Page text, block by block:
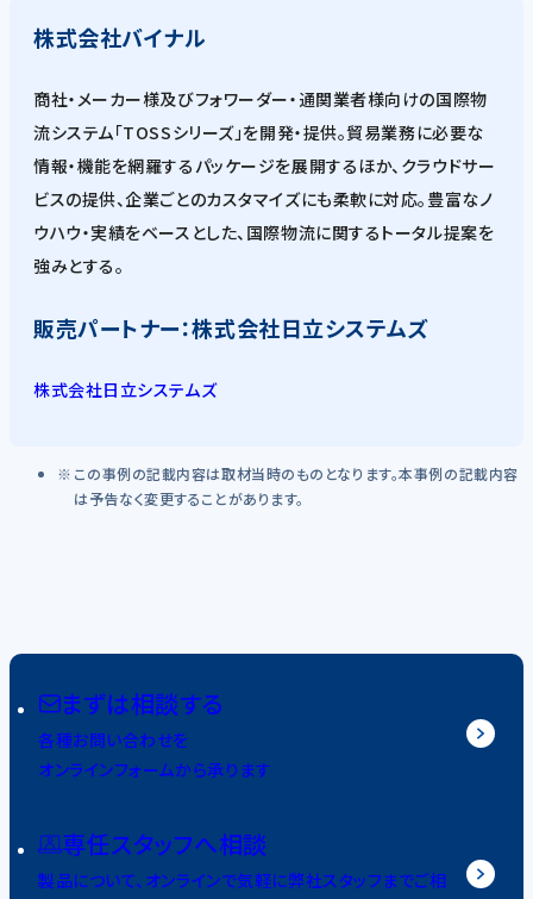
株式会社バイナル
商社・メーカー様及びフォワーダー・通関業者様向けの国際物
流システム「TOSSシリーズ」を開発・提供。貿易業務に必要な
情報・機能を網羅するパッケージを展開するほか、クラウドサー
ビスの提供、企業ごとのカスタマイズにも柔軟に対応。豊富なノ
ウハウ・実績をベースとした、国際物流に関するトータル提案を
強みとする。
販売パートナー：株式会社日立システムズ
株式会社日立システムズ
この事例の記載内容は取材当時のものとなります。本事例の記載内容
は予告なく変更することがあります。
まずは相談する
各種お問い合わせを
オンラインフォームから承ります
専任スタッフへ相談
製品について、オンラインで気軽に弊社スタッフまでご相